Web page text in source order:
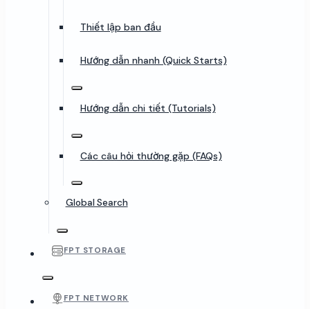
Thiết lập ban đầu
Hướng dẫn nhanh (Quick Starts)
Hướng dẫn chi tiết (Tutorials)
Các câu hỏi thường gặp (FAQs)
Global Search
FPT STORAGE
FPT NETWORK